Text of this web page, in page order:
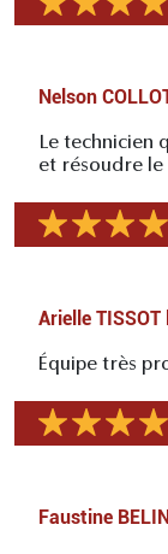
Nelson
Le technicien
et résoudre
Arielle TISSOT
Équipe très
Faustine BELIN